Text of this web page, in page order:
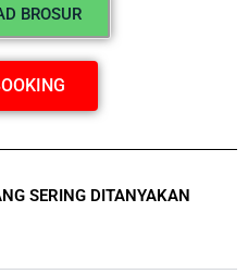
BROSUR
SERING DITANYAKAN